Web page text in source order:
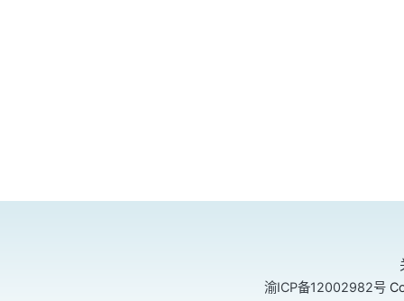
渝ICP备12002982号